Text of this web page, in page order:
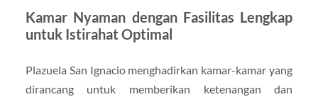
Kamar Nyaman dengan Fasilitas Lengkap
untuk Istirahat Optimal
Plazuela San Ignacio menghadirkan kamar-kamar yang
dirancang untuk memberikan ketenangan dan